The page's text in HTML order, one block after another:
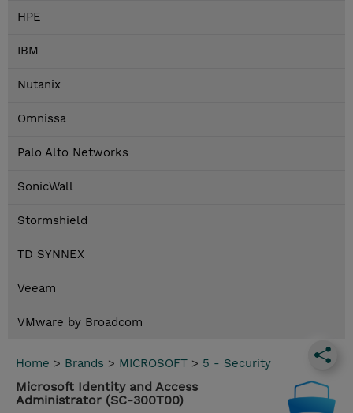
HPE
IBM
Nutanix
Omnissa
Palo Alto Networks
SonicWall
Stormshield
TD SYNNEX
Veeam
VMware by Broadcom
Home > Brands > MICROSOFT > 5 - Security
Microsoft Identity and Access
Administrator (SC-300T00)